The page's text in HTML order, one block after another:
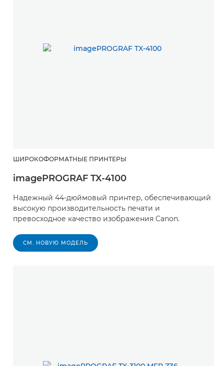
ШИРОКОФОРМАТНЫЕ ПРИНТЕРЫ
imagePROGRAF TX-4100
Надежный 44-дюймовый принтер, обеспечивающий
высокую производительность печати и
превосходное качество изображения Canon.
СМ. НОВУЮ МОДЕЛЬ